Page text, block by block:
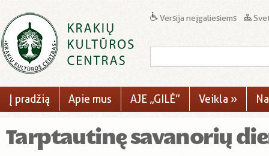
Versija neįgaliesiems
Į pradžią Apie mus AJE „GILĖ” Veikla »
Tarptautinę savanorių